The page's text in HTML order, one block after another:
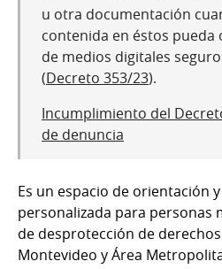
u otra documentación
contenida en éstos pueda
de medios digitales
(Decreto 353/23).
Incumplimiento del
de denuncia
Es un espacio de orientación
personalizada para personas
de desprotección de
Montevideo y Área